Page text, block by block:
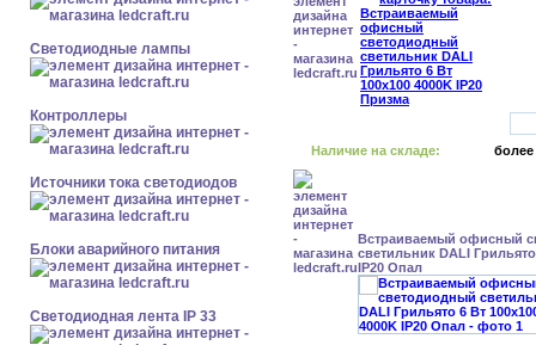
Светодиодные лампы
Контроллеры
Источники тока светодиодов
Блоки аварийного питания
Светодиодная лента IP 33
Наличие на складе: более
Встраиваемый офисный
светильник DALI
IP20 Опал